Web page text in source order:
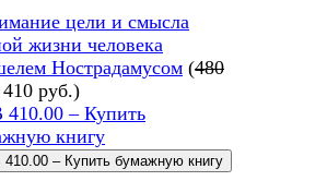
цели и смысла
жизни человека
Нострадамусом (480
410 руб.)
410.00 – Купить
книгу